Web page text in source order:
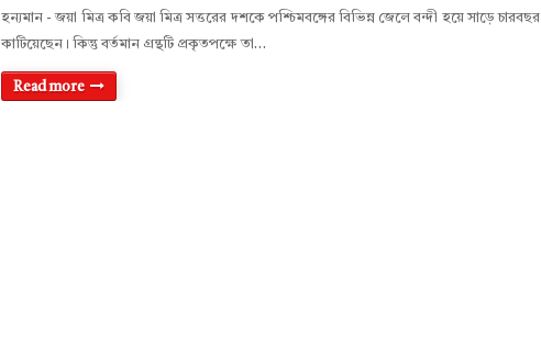
হন্যমান - জয়া মিত্র কবি জয়া মিত্র সত্তরের দশকে পশ্চিমবঙ্গের বিভিন্ন জেলে বন্দী হয়ে সাড়ে চারবছর
কাটিয়েছেন। কিন্তু বর্তমান গ্রন্থটি প্রকৃতপক্ষে তা…
Read more